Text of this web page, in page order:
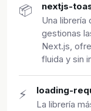
📦 nextjs-
Una librería
gestionas
Next.js,
fluida y sin
⚡ loading-
La librería